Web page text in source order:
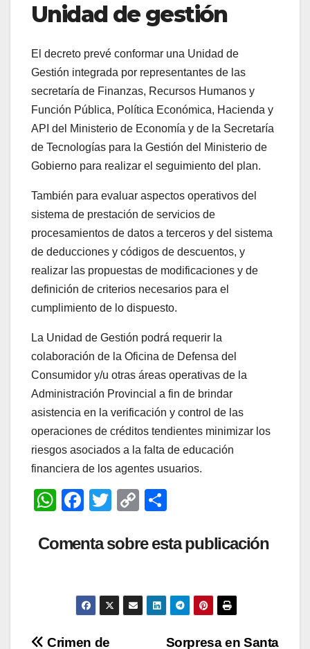
Unidad de gestión
El decreto prevé conformar una Unidad de
Gestión integrada por representantes de las
secretaría de Finanzas, Recursos Humanos y
Función Pública, Política Económica, Hacienda y
API del Ministerio de Economía y de la Secretaría
de Tecnologías para la Gestión del Ministerio de
Gobierno para realizar el seguimiento del plan.
También para evaluar aspectos operativos del
sistema de prestación de servicios de
procesamientos de datos a terceros y del sistema
de deducciones y códigos de descuentos, y
realizar las propuestas de modificaciones y de
definición de criterios necesarios para el
cumplimiento de lo dispuesto.
La Unidad de Gestión podrá requerir la
colaboración de la Oficina de Defensa del
Consumidor y/u otras áreas operativas de la
Administración Provincial a fin de brindar
asistencia en la verificación y control de las
operaciones de créditos tendientes minimizar los
riesgos asociados a la falta de educación
financiera de los agentes usuarios.
W
at
p
F
c
b
o
T
tt
C
p
Li
n
m
ar
tir
Comenta sobre esta publicación
Sorpresa en Santa
Crimen de